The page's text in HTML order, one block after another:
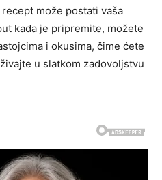
može postati vaša
kada je pripremite, možete
i okusima, čime ćete
u slatkom zadovoljstvu